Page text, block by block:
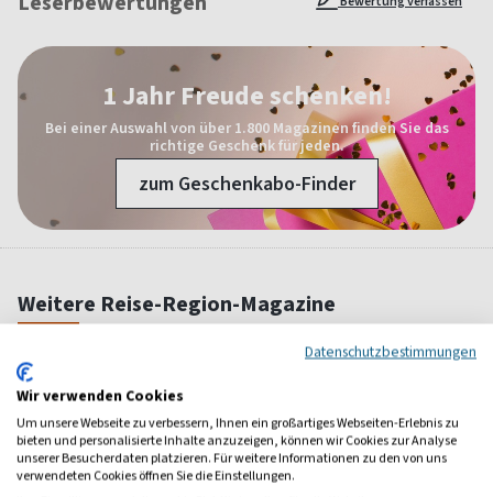
1 Jahr Freude schenken!
Bei einer Auswahl von über 1.800 Magazinen finden Sie das
richtige Geschenk für jeden.
zum Geschenkabo-Finder
Weitere Reise-Region-Magazine
Datenschutzbestimmungen
Wir verwenden Cookies
Um unsere Webseite zu verbessern, Ihnen ein großartiges Webseiten-Erlebnis zu
bieten und personalisierte Inhalte anzuzeigen, können wir Cookies zur Analyse
unserer Besucherdaten platzieren. Für weitere Informationen zu den von uns
verwendeten Cookies öffnen Sie die Einstellungen.